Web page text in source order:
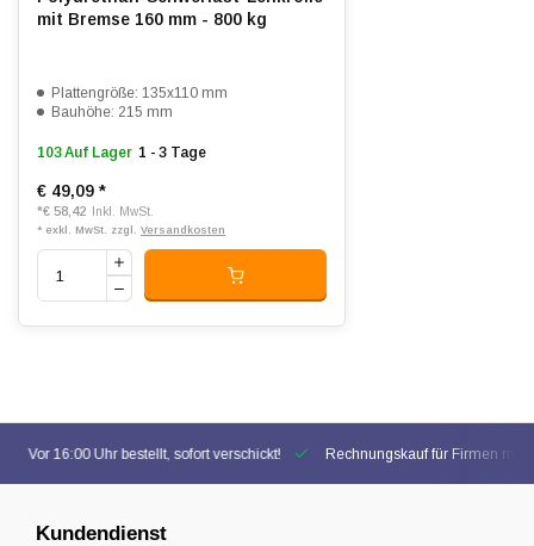
mit Bremse 160 mm - 800 kg
Plattengröße: 135x110 mm
Bauhöhe: 215 mm
103 Auf Lager 1 - 3 Tage
€ 49,09 *
*€ 58,42 Inkl. MwSt.
* exkl. MwSt. zzgl. Versandkosten
Vor 16:00 Uhr bestellt, sofort verschickt! Rechnungskauf für Firmen
Kundendienst